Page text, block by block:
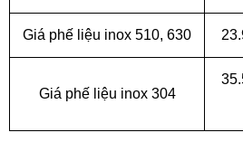
Giá phế liệu inox 510, 630
Giá phế liệu inox 304